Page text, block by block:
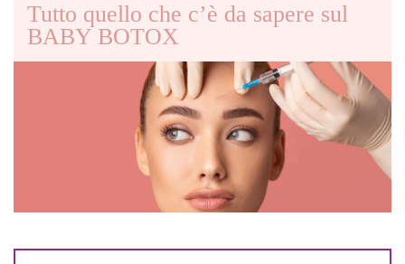
Tutto quello che c’è da sapere sul
BABY BOTOX